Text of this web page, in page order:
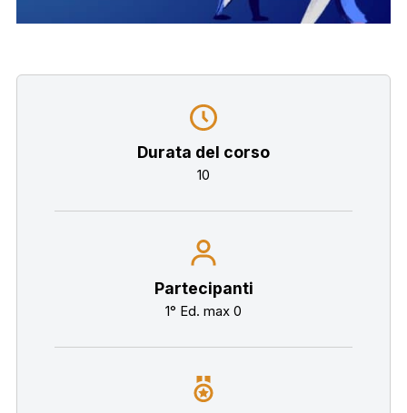
Durata del corso
10
Partecipanti
1° Ed. max 0